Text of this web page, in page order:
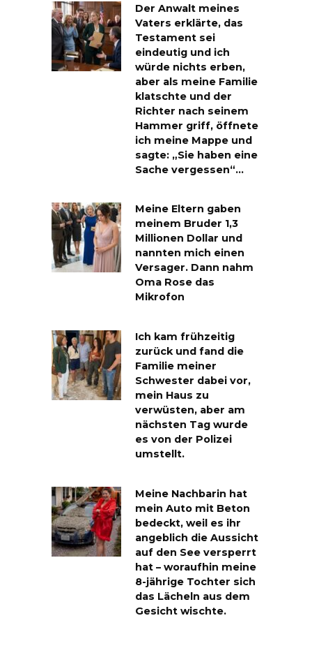
Der Anwalt meines
Vaters erklärte, das
Testament sei
eindeutig und ich
würde nichts erben,
aber als meine Familie
klatschte und der
Richter nach seinem
Hammer griff, öffnete
ich meine Mappe und
sagte: „Sie haben eine
Sache vergessen“…
Meine Eltern gaben
meinem Bruder 1,3
Millionen Dollar und
nannten mich einen
Versager. Dann nahm
Oma Rose das
Mikrofon
Ich kam frühzeitig
zurück und fand die
Familie meiner
Schwester dabei vor,
mein Haus zu
verwüsten, aber am
nächsten Tag wurde
es von der Polizei
umstellt.
Meine Nachbarin hat
mein Auto mit Beton
bedeckt, weil es ihr
angeblich die Aussicht
auf den See versperrt
hat – woraufhin meine
8-jährige Tochter sich
das Lächeln aus dem
Gesicht wischte.